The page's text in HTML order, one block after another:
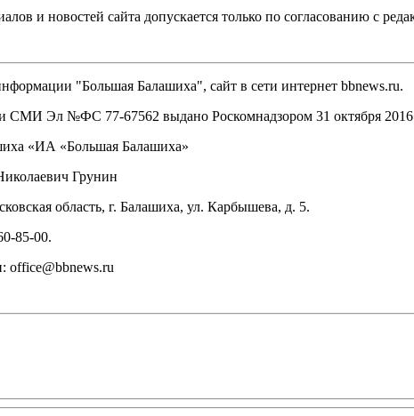
и новостей сайта допускается только по согласованию с
"Большая Балашиха", сайт в сети интернет bbnews.ru.
СМИ Эл №ФС ‎77-67562 выдано Роскомнадзором 31 октября 2016
«ИА «Большая Балашиха»
Грунин
область, г. Балашиха, ул. Карбышева, д. 5.
85-00.
office@bbnews.ru